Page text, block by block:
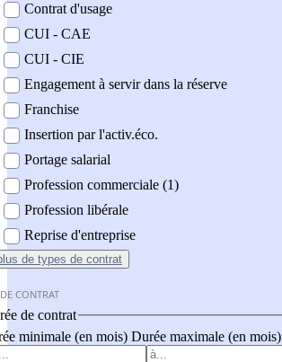
Contrat d'usage
CUI - CAE
CUI - CIE
Engagement à servir dans la réserve
Franchise
Insertion par l'activ.éco.
Portage salarial
Profession commerciale (1)
Profession libérale
Reprise d'entreprise
de types de contrat
CONTRAT
de contrat
minimale (en mois) Durée maximale (en mois)